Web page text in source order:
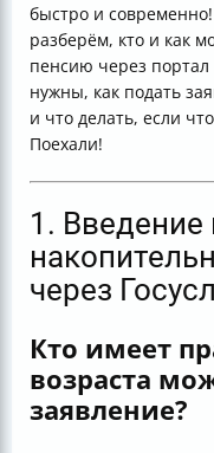
быстро и
разберём, кто и как
пенсию через портал
нужны, как подать
и что делать, если
Поехали!
1. Введение
через
Кто имеет
возраста
заявление?